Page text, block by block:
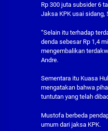
Rp 300 juta subsider 6
Jaksa KPK usai sidang,
“Selain itu terhadap
denda sebesar Rp 1,4
mengembalikan
Andre.
Sementara itu Kuasa
mengatakan bahwa
tuntutan yang telah
Mustofa berbeda
umum dari jaksa KPK.